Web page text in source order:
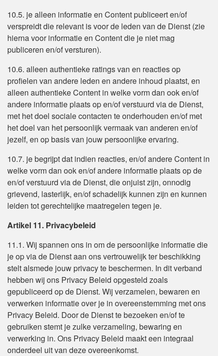
10.5. je alleen informatie en Content publiceert en/of
verspreidt die relevant is voor de leden van de Dienst (zie
hierna voor informatie en Content die je niet mag
publiceren en/of versturen).
10.6. alleen authentieke ratings van en reacties op
profielen van andere leden en andere inhoud plaatst, en
alleen authentieke Content in welke vorm dan ook en/of
andere informatie plaats op en/of verstuurd via de Dienst,
met het doel sociale contacten te onderhouden en/of met
het doel van het persoonlijk vermaak van anderen en/of
jezelf, en op basis van jouw persoonlijke ervaring.
10.7. je begrijpt dat indien reacties, en/of andere Content in
welke vorm dan ook en/of andere informatie plaats op de
en/of verstuurd via de Dienst, die onjuist zijn, onnodig
grievend, lasterlijk, en/of schadelijk kunnen zijn en kunnen
leiden tot gerechtelijke maatregelen tegen je.
Artikel 11. Privacybeleid
11.1. Wij spannen ons in om de persoonlijke informatie die
je op via de Dienst aan ons vertrouwelijk ter beschikking
stelt alsmede jouw privacy te beschermen. In dit verband
hebben wij ons Privacy Beleid opgesteld zoals
gepubliceerd op de Dienst. Wij verzamelen, bewaren en
verwerken informatie over je in overeenstemming met ons
Privacy Beleid. Door de Dienst te bezoeken en/of te
gebruiken stemt je zulke verzameling, bewaring en
verwerking in. Ons Privacy Beleid maakt een integraal
onderdeel uit van deze overeenkomst.